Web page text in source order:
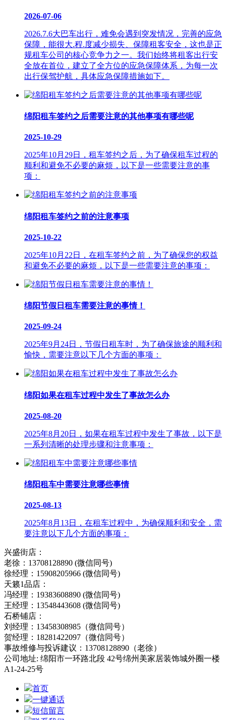
2026-07-06
2026.7.6大巴车出行，难免会遇到突发情况，完善的应急
保障，能很大.程.度减少损失、保障租客安全，这也是正
规租车公司的核心竞争力之一。我们始终将租客出行安
全放在首位，建立了全方位的应急保障体系，为每一次
出行保驾护航，具体应急保障措施如下。
绵阳租车签约之后需要注意的其他事项有哪些呢
2025-10-29
2025年10月29日，租车签约之后，为了确保租车过程的
顺利和避免不必要的麻烦，以下是一些需要注意的事
项：
绵阳租车签约之前的注意事项
2025-10-22
2025年10月22日，在租车签约之前，为了确保您的权益
和避免不必要的麻烦，以下是一些需要注意的事项：
绵阳节假日租车需要注意的事情！
2025-09-24
2025年9月24日，节假日租车时，为了确保旅途的顺利和
愉快，需要注意以下几个方面的事项：
绵阳如果在租车过程中发生了事故怎么办
2025-08-20
2025年8月20日，如果在租车过程中发生了事故，以下是
一系列清晰的处理步骤和注意事项：
绵阳租车中需要注意哪些事情
2025-08-13
2025年8月13日，在租车过程中，为确保顺利和安全，需
要注意以下几个方面的事项：
兴盛街店：
老徐：13708128890 (微信同号)
徐经理：15908205966 (微信同号)
天籁1品店：
冯经理：19383608890 (微信同号)
王经理：13548443608 (微信同号)
石桥铺店：
刘经理：13458308985（微信同号）
贺经理：18281422097（微信同号）
事故维修与投诉建议：13708128890（老徐）
公司地址: 绵阳市一环路北段 42号绵州美家居装饰城外圈一楼
A1-24-25号
首页
一键通话
短信留言